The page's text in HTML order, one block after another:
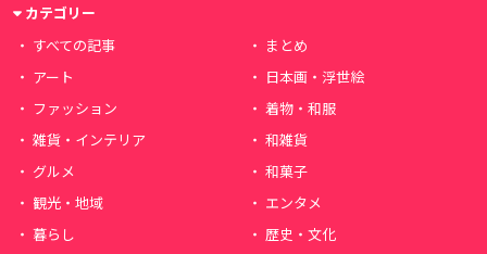
カテゴリー
すべての記事
まとめ
アート
日本画・浮世絵
ファッション
着物・和服
雑貨・インテリア
和雑貨
グルメ
和菓子
観光・地域
エンタメ
暮らし
歴史・文化